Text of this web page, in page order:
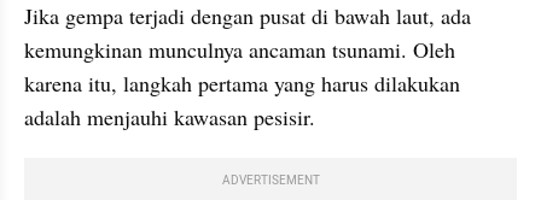
Jika gempa terjadi dengan pusat di bawah laut, ada
kemungkinan munculnya ancaman tsunami. Oleh
karena itu, langkah pertama yang harus dilakukan
adalah menjauhi kawasan pesisir.
ADVERTISEMENT